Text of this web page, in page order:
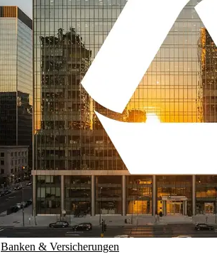
Banken & Versicherungen